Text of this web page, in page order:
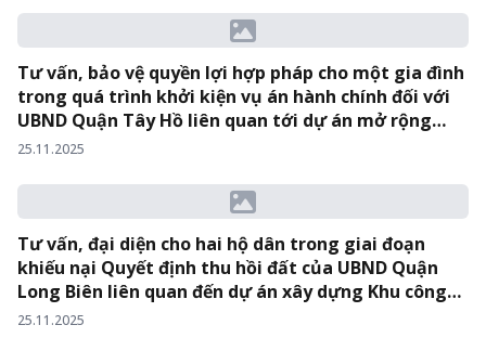
Tư vấn, bảo vệ quyền lợi hợp pháp cho một gia đình
trong quá trình khởi kiện vụ án hành chính đối với
UBND Quận Tây Hồ liên quan tới dự án mở rộng
Đường Văn Cao – Hồ Tây tại TAND Quận Tây Hồ.
25.11.2025
Tư vấn, đại diện cho hai hộ dân trong giai đoạn
khiếu nại Quyết định thu hồi đất của UBND Quận
Long Biên liên quan đến dự án xây dựng Khu công
viên Công nghệ Phần mềm Hà Nội tại TAND Quận
25.11.2025